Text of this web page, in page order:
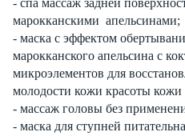
- спа массаж задней
марокканскими апельсинами;
- маска с эффектом
марокканского апельсина с
микроэлементов для
молодости кожи красоты кожи
- массаж головы без
- маска для ступней